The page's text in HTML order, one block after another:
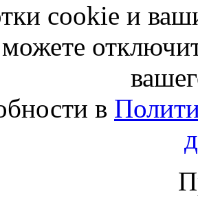
cookie и
можете
в